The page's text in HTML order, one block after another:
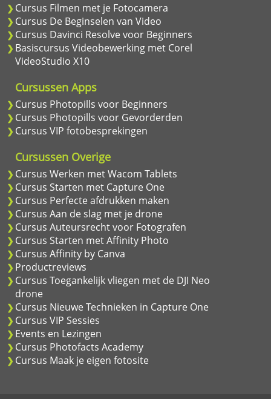
Cursus Filmen met je Fotocamera
Cursus De Beginselen van Video
Cursus Davinci Resolve voor Beginners
Basiscursus Videobewerking met Corel
VideoStudio X10
Cursussen Apps
Cursus Photopills voor Beginners
Cursus Photopills voor Gevorderden
Cursus VIP fotobesprekingen
Cursussen Overige
Cursus Werken met Wacom Tablets
Cursus Starten met Capture One
Cursus Perfecte afdrukken maken
Cursus Aan de slag met je drone
Cursus Auteursrecht voor Fotografen
Cursus Starten met Affinity Photo
Cursus Affinity by Canva
Productreviews
Cursus Toegankelijk vliegen met de DJI Neo
drone
Cursus Nieuwe Technieken in Capture One
Cursus VIP Sessies
Events en Lezingen
Cursus Photofacts Academy
Cursus Maak je eigen fotosite